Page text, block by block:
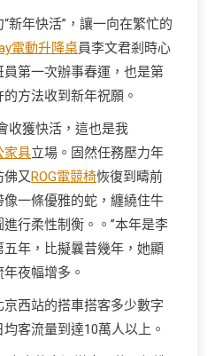
新年快活”，讓一向在繁忙的
電動升降桌員李文君剎時心
第一次辦事春運，也是第
方法收到新年祝願。
收獲快活，這也是我
家具立場。固然任務壓力年
又ROG電競椅恢復到疇前
一條優雅的蛇，纏繞住牛
行柔性制衡。。”本年是李
年，比擬曩昔幾年，她顯
夜幅增多。
西站的搭車搭客多少數字
客流量到達10萬人以上。